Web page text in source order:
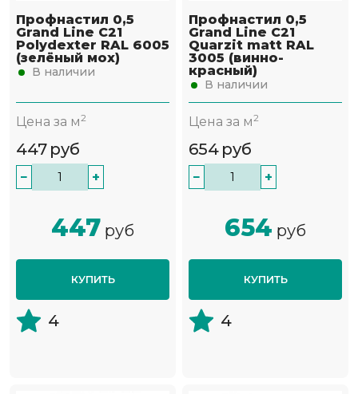
Профнастил 0,5
Grand Line С21
Polydexter RAL 6005
(зелёный мох)
В наличии
Цена за м2
447 руб
− +
447 руб
КУПИТЬ
4
Профнастил 0,5
Grand Line С21
Quarzit matt RAL
3005 (винно-
красный)
В наличии
Цена за м2
654 руб
− +
654 руб
КУПИТЬ
4